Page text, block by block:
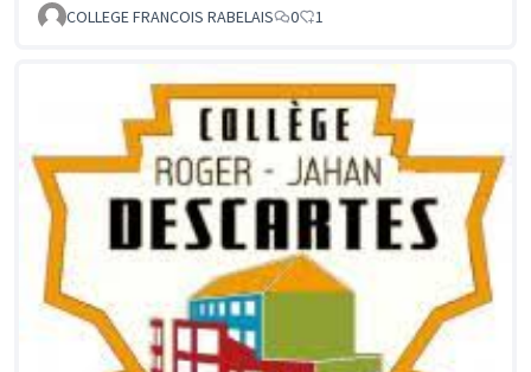
COLLEGE FRANCOIS RABELAIS
0 1